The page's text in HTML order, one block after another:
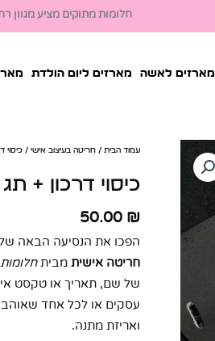
חלומות מתוקים מציע מגוון
מארזים לאשה מארזים ליום הולדת
עמוד הבית / חריטה בעיצוב אישי / כיסוי
כיסוי דרכון +
50.00 ₪
הפכו את הנסיעה הבאה
חריטה אישית מבית
של שם, תאריך או טקסט
ואריזת מתנה.